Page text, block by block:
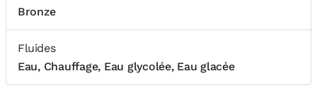
Bronze
Fluides
Eau, Chauffage, Eau glycolée, Eau glacée